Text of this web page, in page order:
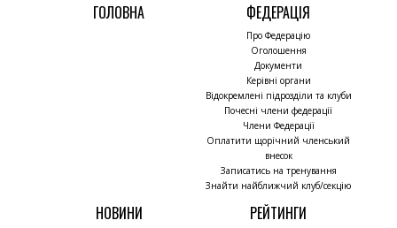
ГОЛОВНА ФЕДЕРАЦІЯ
Про Федерацію
Оголошення
Документи
Керівні органи
Відокремлені підрозділи та клуби
Почесні члени федерації
Члени Федерації
Оплатити щорічний членський
внесок
Записатись на тренування
Знайти найближчий клуб/секцію
НОВИНИ РЕЙТИНГИ